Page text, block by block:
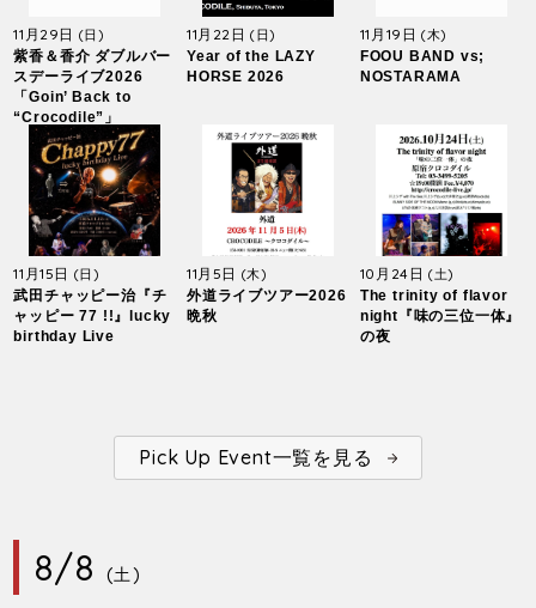
11月29日 (日)
紫香＆香介 ダブルバー
スデーライブ2026
「Goin’ Back to
“Crocodile”」
11月22日(日)
Year of the LAZY
HORSE 2026
11月19日 (木)
FOOU BAND vs;
NOSTARAMA
11月15日 (日)
武田チャッピー治『チ
ャッピー 77 !!』lucky
birthday Live
11月5日 (木)
外道ライブツアー2026
晩秋
10月24日 (土)
The trinity of flavor
night『味の三位一体』
の夜
Pick Up Event一覧を見る
8/8 (土)